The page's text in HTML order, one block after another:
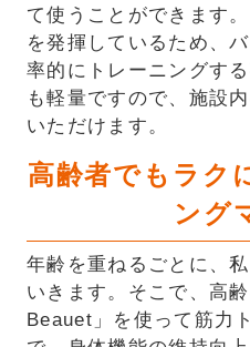
て使うことができます
を発揮しているため、
率的にトレーニングす
も軽量ですので、施設
いただけます。
高齢者でもラク
ング
年齢を重ねるごとに、
いきます。そこで、高
Beauet」を使って筋力